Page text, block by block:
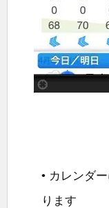
• カレンダ
ります